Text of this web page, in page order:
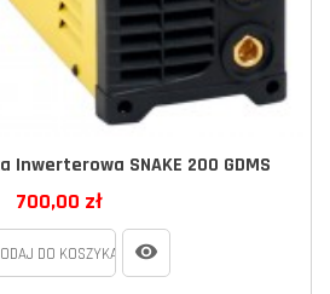
Inwerterowa SNAKE 200 GDMS
700,00 zł
DO KOSZYKA